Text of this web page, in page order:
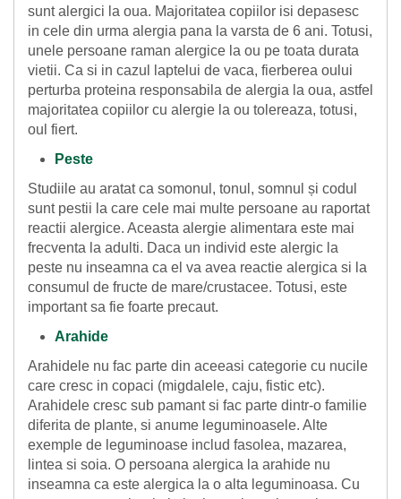
sunt alergici la oua. Majoritatea copiilor isi depasesc
in cele din urma alergia pana la varsta de 6 ani. Totusi,
unele persoane raman alergice la ou pe toata durata
vietii. Ca si in cazul laptelui de vaca, fierberea oului
perturba proteina responsabila de alergia la oua, astfel
majoritatea copiilor cu alergie la ou tolereaza, totusi,
oul fiert.
Peste
Studiile au aratat ca somonul, tonul, somnul și codul
sunt pestii la care cele mai multe persoane au raportat
reactii alergice. Aceasta alergie alimentara este mai
frecventa la adulti. Daca un individ este alergic la
peste nu inseamna ca el va avea reactie alergica si la
consumul de fructe de mare/crustacee. Totusi, este
important sa fie foarte precaut.
Arahide
Arahidele nu fac parte din aceeasi categorie cu nucile
care cresc in copaci (migdalele, caju, fistic etc).
Arahidele cresc sub pamant si fac parte dintr-o familie
diferita de plante, si anume leguminoasele. Alte
exemple de leguminoase includ fasolea, mazarea,
lintea si soia. O persoana alergica la arahide nu
inseamna ca este alergica la o alta leguminoasa. Cu